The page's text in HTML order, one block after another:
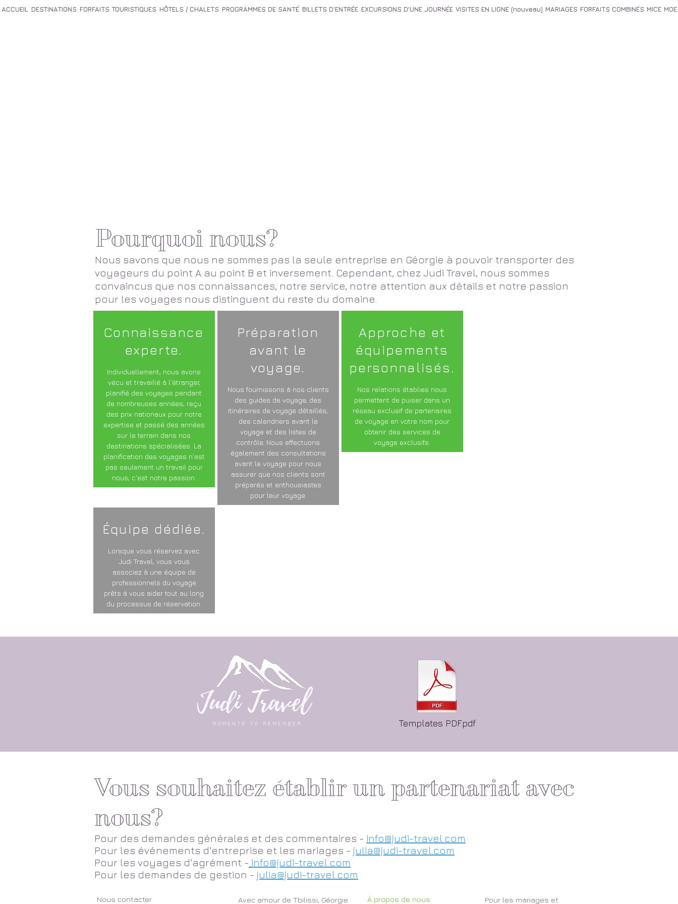
ACCUEIL DESTINATIONS FORFAITS TOURISTIQUES HÔTELS / CHALETS PROGRAMMES DE SANTÉ BILLETS D'ENTRÉE EXCURSIONS D'UNE JOURNÉE VISITES EN LIGNE (nouveau) MARIAGES FORFAITS COMBINÉS MICE MOE
Pourquoi nous?
Nous savons que nous ne sommes pas la seule entreprise en Géorgie à pouvoir transporter des
voyageurs du point A au point B et inversement. Cependant, chez Judi Travel, nous sommes
convaincus que nos connaissances, notre service, notre attention aux détails et notre passion
pour les voyages nous distinguent du reste du domaine.
Connaissance
experte.
Individuellement, nous avons
vécu et travaillé à l'étranger,
planifié des voyages pendant
de nombreuses années, reçu
des prix nationaux pour notre
expertise et passé des années
sur le terrain dans nos
destinations spécialisées. La
planification des voyages n'est
pas seulement un travail pour
nous; c'est notre passion.
Préparation
avant le
voyage.
Nous fournissons à nos clients
des guides de voyage, des
itinéraires de voyage détaillés,
des calendriers avant le
voyage et des listes de
contrôle. Nous effectuons
également des consultations
avant le voyage pour nous
assurer que nos clients sont
préparés et enthousiastes
pour leur voyage.
Approche et
équipements
personnalisés.
Nos relations établies nous
permettent de puiser dans un
réseau exclusif de partenaires
de voyage en votre nom pour
obtenir des services de
voyage exclusifs.
Équipe dédiée.
Lorsque vous réservez avec
Judi Travel, vous vous
associez à une équipe de
professionnels du voyage
prêts à vous aider tout au long
du processus de réservation.
Templates PDF.pdf
Vous souhaitez établir un partenariat avec
nous?
Pour des demandes générales et des commentaires - info@judi-travel.com
Pour les événements d'entreprise et les mariages - julia@judi-travel.com
Pour les voyages d'agrément - info@judi-travel.com
Pour les demandes de gestion - julia@judi-travel.com
Nous contacter Avec amour de Tbilissi, Géorgie À propos de nous Pour les mariages et